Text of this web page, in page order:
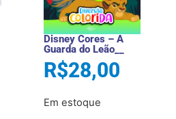
Disney Cores – A
Guarda do Leão__
R$28,00
Em estoque